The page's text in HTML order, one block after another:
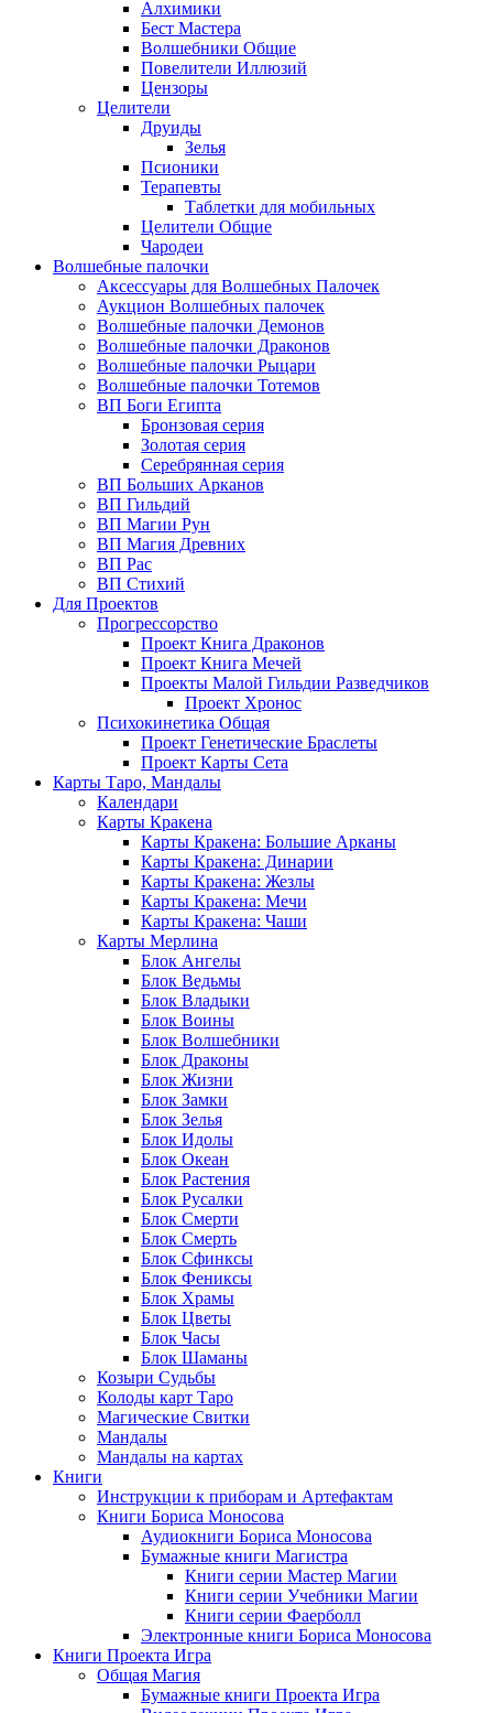
Алхимики
Бест Мастера
Волшебники Общие
Повелители Иллюзий
Цензоры
Целители
Друиды
Зелья
Псионики
Терапевты
Таблетки для мобильных
Целители Общие
Чародеи
Волшебные палочки
Аксессуары для Волшебных Палочек
Аукцион Волшебных палочек
Волшебные палочки Демонов
Волшебные палочки Драконов
Волшебные палочки Рыцари
Волшебные палочки Тотемов
ВП Боги Египта
Бронзовая серия
Золотая серия
Серебрянная серия
ВП Больших Арканов
ВП Гильдий
ВП Магии Рун
ВП Магия Древних
ВП Рас
ВП Стихий
Для Проектов
Прогрессорство
Проект Книга Драконов
Проект Книга Мечей
Проекты Малой Гильдии Разведчиков
Проект Хронос
Психокинетика Общая
Проект Генетические Браслеты
Проект Карты Сета
Карты Таро, Мандалы
Календари
Карты Кракена
Карты Кракена: Большие Арканы
Карты Кракена: Динарии
Карты Кракена: Жезлы
Карты Кракена: Мечи
Карты Кракена: Чаши
Карты Мерлина
Блок Ангелы
Блок Ведьмы
Блок Владыки
Блок Воины
Блок Волшебники
Блок Драконы
Блок Жизни
Блок Замки
Блок Зелья
Блок Идолы
Блок Океан
Блок Растения
Блок Русалки
Блок Смерти
Блок Смерть
Блок Сфинксы
Блок Фениксы
Блок Храмы
Блок Цветы
Блок Часы
Блок Шаманы
Козыри Судьбы
Колоды карт Таро
Магические Свитки
Мандалы
Мандалы на картах
Книги
Инструкции к приборам и Артефактам
Книги Бориса Моносова
Аудиокниги Бориса Моносова
Бумажные книги Магистра
Книги серии Мастер Магии
Книги серии Учебники Магии
Книги серии Фаерболл
Электронные книги Бориса Моносова
Книги Проекта Игра
Общая Магия
Бумажные книги Проекта Игра